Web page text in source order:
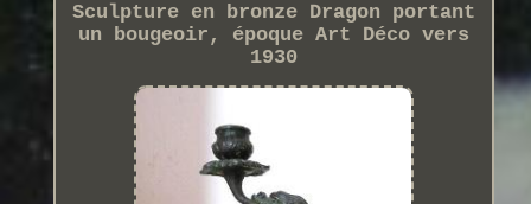
Sculpture en bronze Dragon portant
un bougeoir, époque Art Déco vers
1930